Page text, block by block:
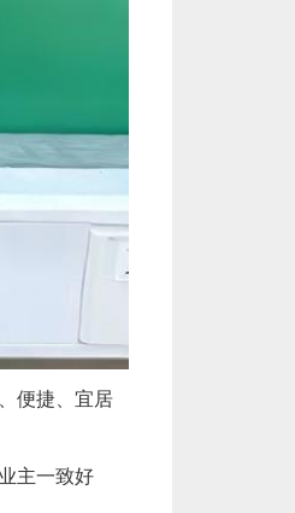
便捷、宜居
主一致好